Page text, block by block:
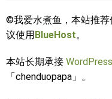
©我爱水煮鱼，本站推荐
议使用BlueHost。
本站长期承接
「chenduopapa」。